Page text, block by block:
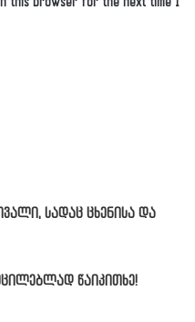
სადაც ცხენისა და
წაიკითხე!